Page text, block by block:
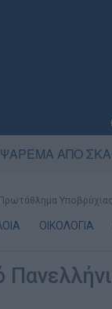
ΨΑΡΕΜΑ ΑΠΟ
ΟΙΚΟΛΟΓΙΑ